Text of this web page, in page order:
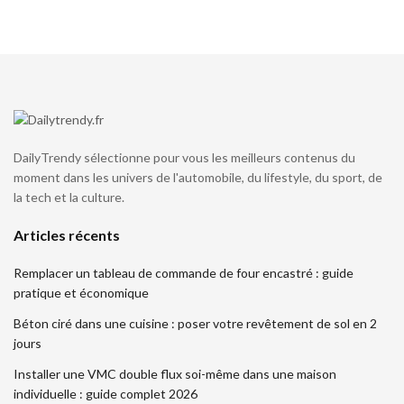
DailyTrendy sélectionne pour vous les meilleurs contenus du
moment dans les univers de l'automobile, du lifestyle, du sport, de
la tech et la culture.
Articles récents
Remplacer un tableau de commande de four encastré : guide
pratique et économique
Béton ciré dans une cuisine : poser votre revêtement de sol en 2
jours
Installer une VMC double flux soi-même dans une maison
individuelle : guide complet 2026